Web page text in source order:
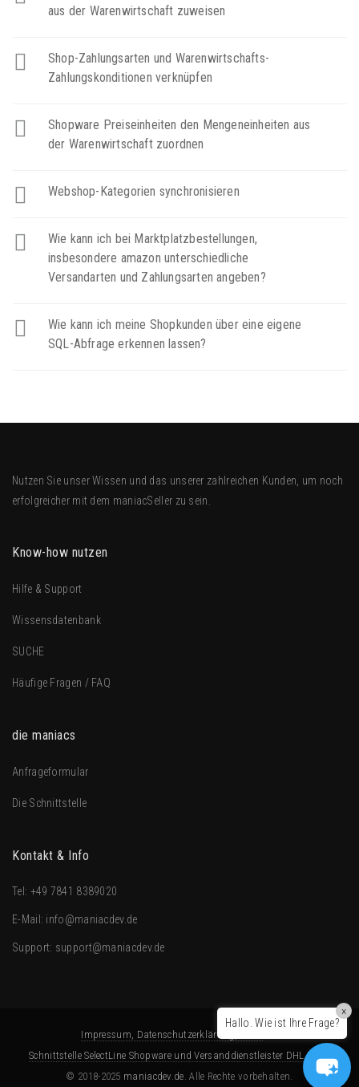
aus der Warenwirtschaft zuweisen
Shop-Zahlungsarten und Warenwirtschafts-
Zahlungskonditionen verknüpfen
Shopware Preiseinheiten den Mengeneinheiten aus
der Warenwirtschaft zuordnen
Webshop-Kategorien synchronisieren
Wie kann ich bei Marktplatzbestellungen,
insbesondere amazon unterschiedliche
Versandarten und Zahlungsarten angeben?
Wie kann ich meine Shopkunden über eine eigene
SQL-Abfrage erkennen lassen?
Nutzen Sie unser Wissen und das unserer zahlreichen Kunden, um noch
erfolgreicher mit dem maniacSeller zu sein.
Know-how nutzen
Hilfe & Support
Wissensdatenbank
SUCHE
Häufige Fragen / FAQ
die maniacs
Anfrageformular
Die Schnittstelle
Kontakt & Info
Tel: +49 7841 8389020
E-Mail: info@maniacdev.de
Support: support@maniacdev.de
Impressum, Datenschutzerklärung, AGBs
Schnittstelle SelectLine Shopware und Versanddienstleister DHL DPD
© 2018-2025 maniacdev.de . Alle Rechte vorbehalten.
Hallo. Wie ist Ihre Frage?
×